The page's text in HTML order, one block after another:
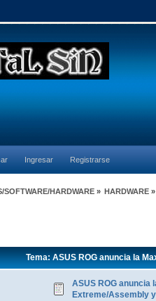
Ingresar Registrarse
SOFTWARE/HARDWARE» HARDWARE»
Tema: ASUS ROG anuncia la
ASUS ROG anuncia
Extreme/Assembly